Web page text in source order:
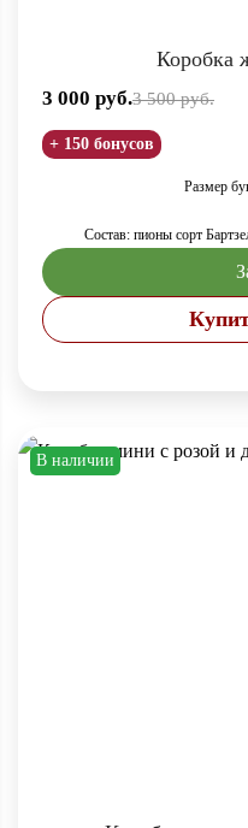
Коробка
3 000 руб.3 500 руб.
+ 150 бонусов
Размер
Состав: пионы сорт
В наличии